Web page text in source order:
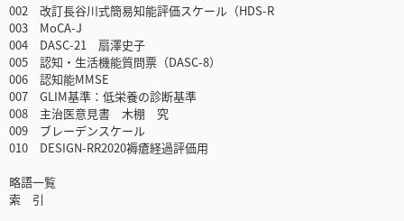
002 改訂長谷川式簡易知能評価スケール（HDS-R
003 MoCA-J
004 DASC-21 扇澤史子
005 認知・生活機能質問票（DASC-8）
006 認知能MMSE
007 GLIM基準：低栄養の診断基準
008 主治医意見書 木棚 究
009 ブレーデンスケール
010 DESIGN-RR2020褥瘡経過評価用
略語一覧
索 引